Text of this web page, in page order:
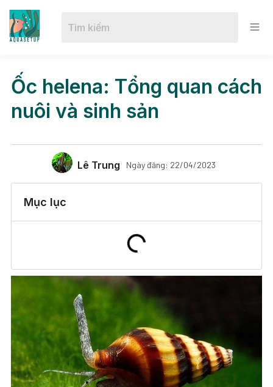
Ốc helena: Tổng quan cách
nuôi và sinh sản
Lê Trung Ngày đăng: 22/04/2023
Mục lục